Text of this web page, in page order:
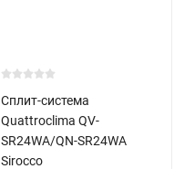
Сплит-система
Quattroclima QV-
SR24WA/QN-SR24WA
Sirocco